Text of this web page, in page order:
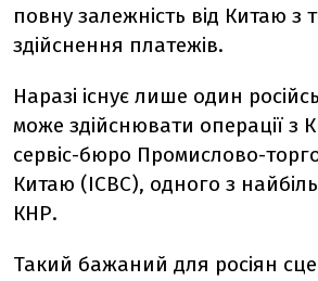
повну залежність від Китаю з
здійснення платежів.
Наразі існує лише один
може здійснювати операції з
сервіс-бюро Промислово-
Китаю (ІСВС), одного з
КНР.
Такий бажаний для росіян